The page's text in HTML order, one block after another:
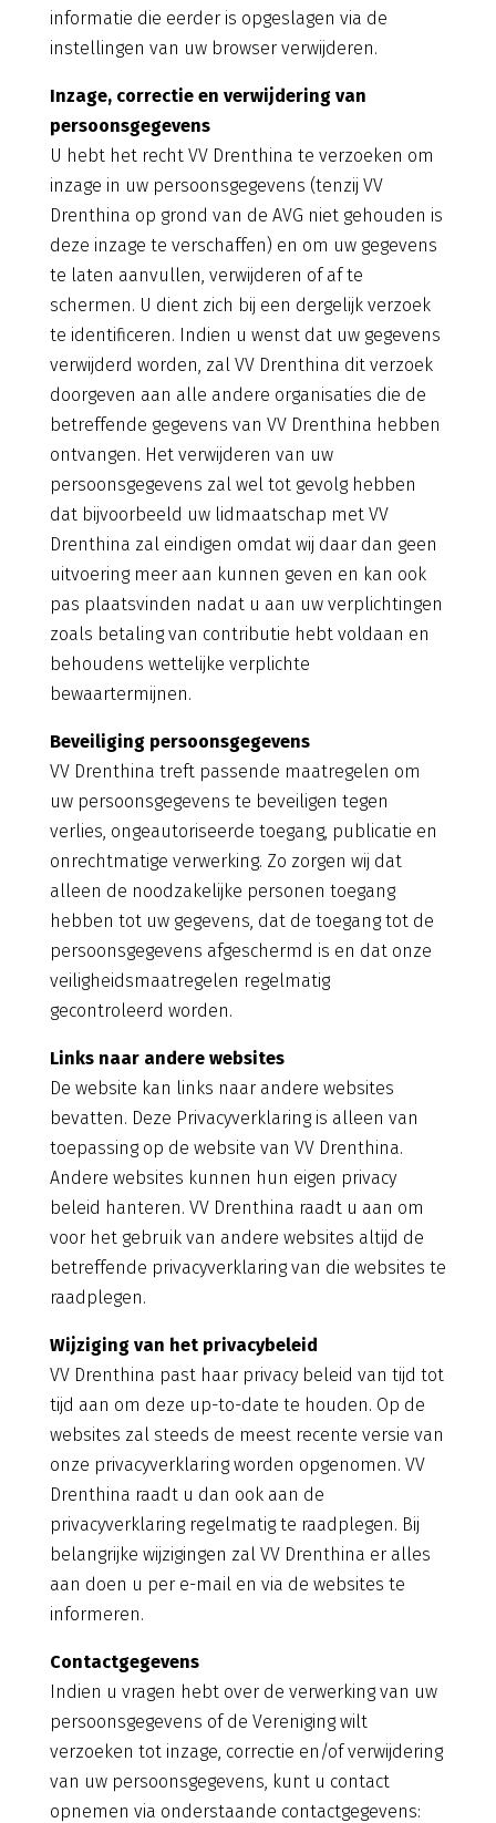
informatie die eerder is opgeslagen via de
instellingen van uw browser verwijderen.
Inzage, correctie en verwijdering van
persoonsgegevens
U hebt het recht VV Drenthina te verzoeken om
inzage in uw persoonsgegevens (tenzij VV
Drenthina op grond van de AVG niet gehouden is
deze inzage te verschaffen) en om uw gegevens
te laten aanvullen, verwijderen of af te
schermen. U dient zich bij een dergelijk verzoek
te identificeren. Indien u wenst dat uw gegevens
verwijderd worden, zal VV Drenthina dit verzoek
doorgeven aan alle andere organisaties die de
betreffende gegevens van VV Drenthina hebben
ontvangen. Het verwijderen van uw
persoonsgegevens zal wel tot gevolg hebben
dat bijvoorbeeld uw lidmaatschap met VV
Drenthina zal eindigen omdat wij daar dan geen
uitvoering meer aan kunnen geven en kan ook
pas plaatsvinden nadat u aan uw verplichtingen
zoals betaling van contributie hebt voldaan en
behoudens wettelijke verplichte
bewaartermijnen.
Beveiliging persoonsgegevens
VV Drenthina treft passende maatregelen om
uw persoonsgegevens te beveiligen tegen
verlies, ongeautoriseerde toegang, publicatie en
onrechtmatige verwerking. Zo zorgen wij dat
alleen de noodzakelijke personen toegang
hebben tot uw gegevens, dat de toegang tot de
persoonsgegevens afgeschermd is en dat onze
veiligheidsmaatregelen regelmatig
gecontroleerd worden.
Links naar andere websites
De website kan links naar andere websites
bevatten. Deze Privacyverklaring is alleen van
toepassing op de website van VV Drenthina.
Andere websites kunnen hun eigen privacy
beleid hanteren. VV Drenthina raadt u aan om
voor het gebruik van andere websites altijd de
betreffende privacyverklaring van die websites te
raadplegen.
Wijziging van het privacybeleid
VV Drenthina past haar privacy beleid van tijd tot
tijd aan om deze up-to-date te houden. Op de
websites zal steeds de meest recente versie van
onze privacyverklaring worden opgenomen. VV
Drenthina raadt u dan ook aan de
privacyverklaring regelmatig te raadplegen. Bij
belangrijke wijzigingen zal VV Drenthina er alles
aan doen u per e-mail en via de websites te
informeren.
Contactgegevens
Indien u vragen hebt over de verwerking van uw
persoonsgegevens of de Vereniging wilt
verzoeken tot inzage, correctie en/of verwijdering
van uw persoonsgegevens, kunt u contact
opnemen via onderstaande contactgegevens: